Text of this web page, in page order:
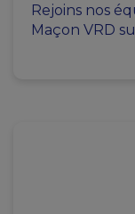
Rejoins nos
Maçon VRD